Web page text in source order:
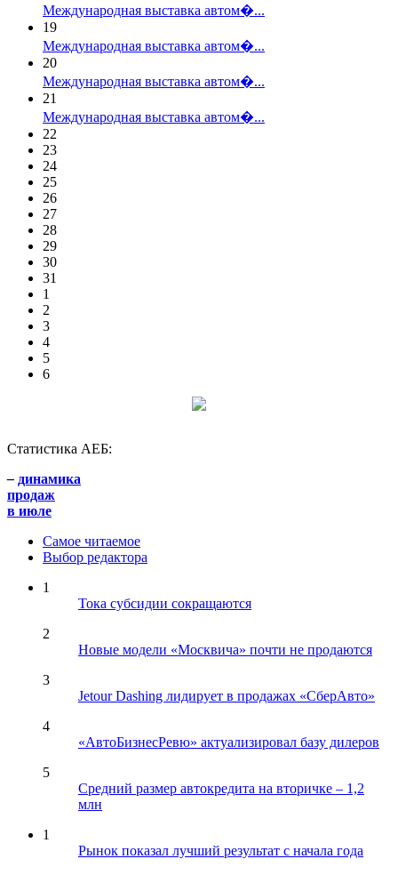
Международная выставка автом�...
19
Международная выставка автом�...
20
Международная выставка автом�...
21
Международная выставка автом�...
22
23
24
25
26
27
28
29
30
31
1
2
3
4
5
6
Статистика АЕБ:
– динамика
продаж
в июле
Самое читаемое
Выбор редактора
1
Тока субсидии сокращаются
2
Новые модели «Москвича» почти не продаются
3
Jetour Dashing лидирует в продажах «СберАвто»
4
«АвтоБизнесРевю» актуализировал базу дилеров
5
Средний размер автокредита на вторичке – 1,2
млн
1
Рынок показал лучший результат с начала года